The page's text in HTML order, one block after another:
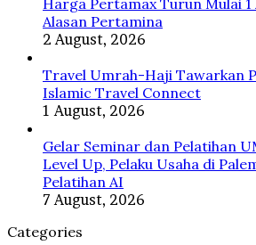
Alasan Pertamina
2 August, 2026
Travel Umrah-Haji Tawarkan
Islamic Travel Connect
1 August, 2026
Gelar Seminar dan Pelatihan
Level Up, Pelaku Usaha di
Pelatihan AI
7 August, 2026
Categories